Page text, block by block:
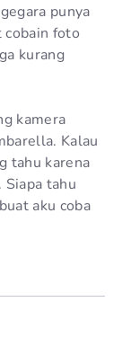
punya
cobain foto
kurang
kamera
Kalau
tahu karena
tahu
aku coba